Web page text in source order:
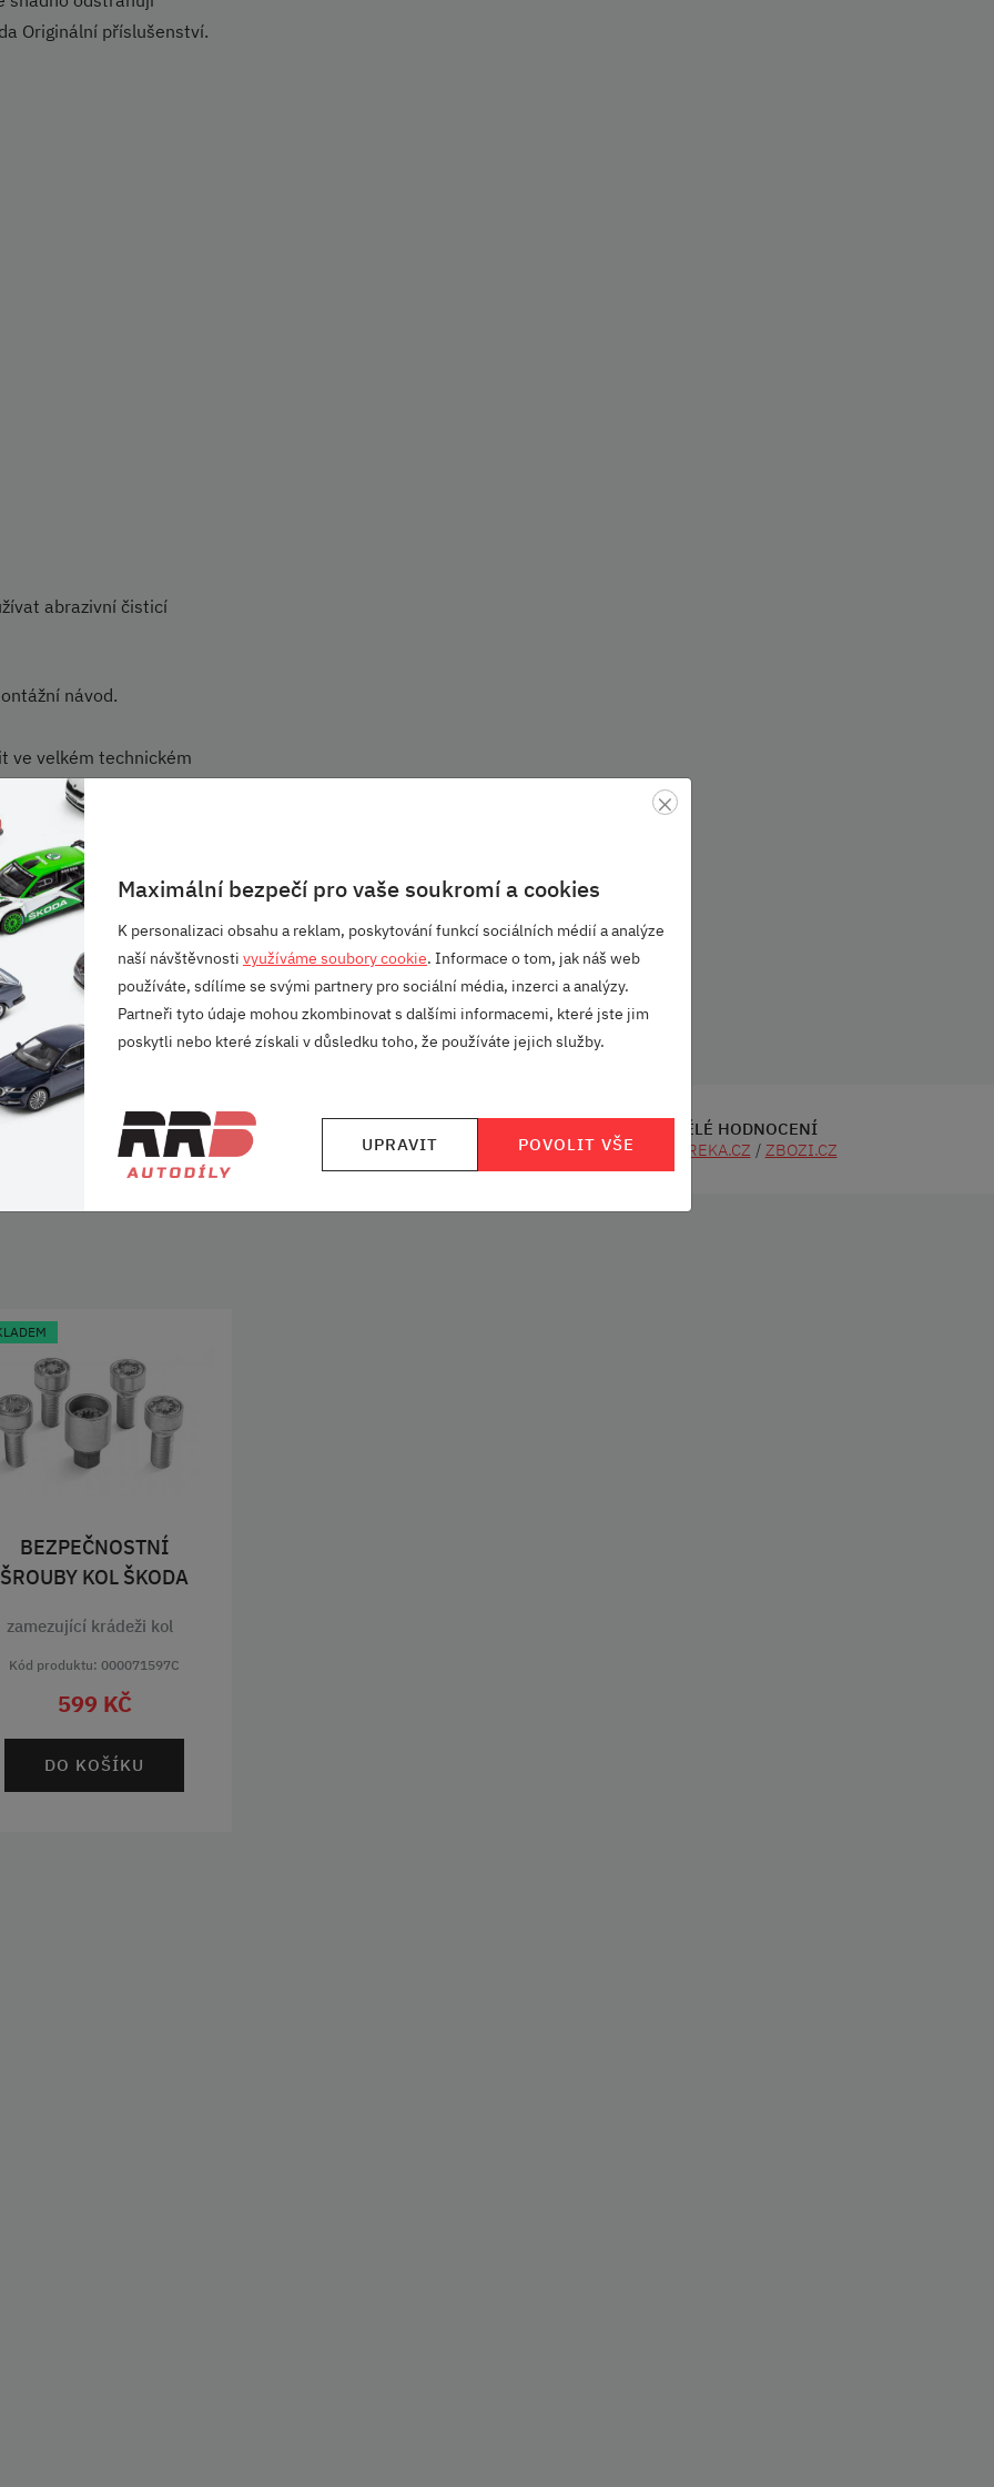
Originální příslušenství.
abrazivní čisticí
návod.
ve velkém technickém
VELKÝ VÝBĚR
ZNAČEK
S DLOUHOU TRADICÍ
SKVĚLÉ HODNOCENÍ
HEUREKA.CZ / ZBOZI.CZ
BEZPEČNOSTNÍ
ŠROUBY KOL ŠKODA
zamezující krádeži kol
Kód produktu: 000071597C
599 KČ
DO KOŠÍKU
×
Maximální bezpečí pro vaše soukromí a cookies
K personalizaci obsahu a reklam, poskytování funkcí sociálních médií a analýze
naší návštěvnosti využíváme soubory cookie. Informace o tom, jak náš web
používáte, sdílíme se svými partnery pro sociální média, inzerci a analýzy.
Partneři tyto údaje mohou zkombinovat s dalšími informacemi, které jste jim
poskytli nebo které získali v důsledku toho, že používáte jejich služby.
UPRAVIT POVOLIT VŠE